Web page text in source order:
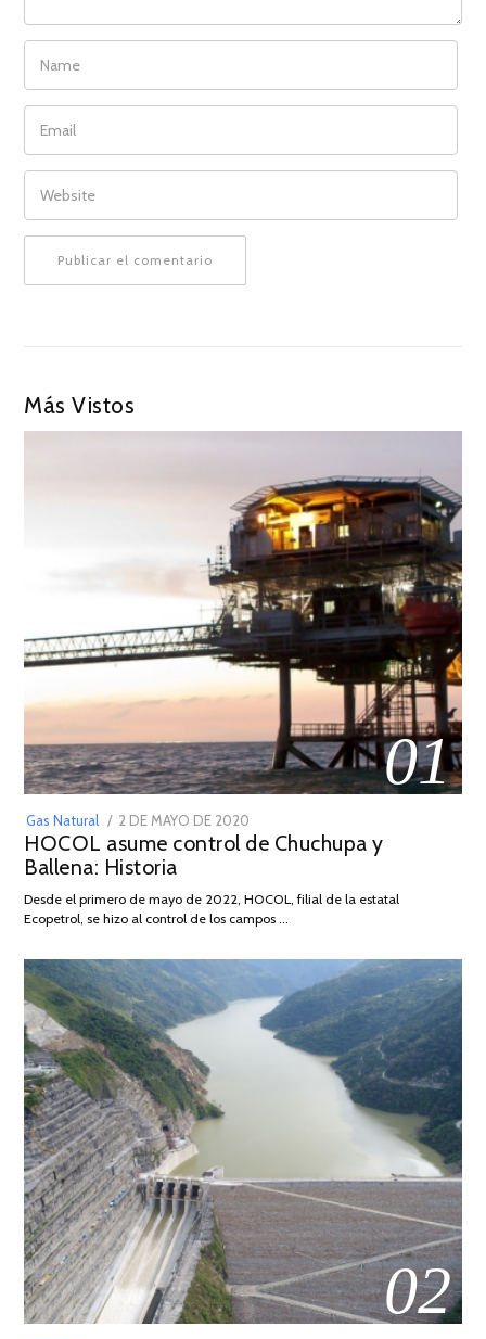
NAME
EMAIL
WEBSITE
Más Vistos
01
Gas Natural
POSTED
ON
2 DE MAYO DE 2020
DE
2026
HOCOL asume control de Chuchupa y
Ballena: Historia
Desde el primero de mayo de 2022, HOCOL, filial de la estatal
Ecopetrol, se hizo al control de los campos …
02